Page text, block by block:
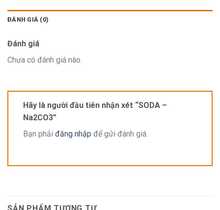
ĐÁNH GIÁ (0)
Đánh giá
Chưa có đánh giá nào.
Hãy là người đầu tiên nhận xét “SODA –
Na2CO3”
Bạn phải đăng nhập để gửi đánh giá.